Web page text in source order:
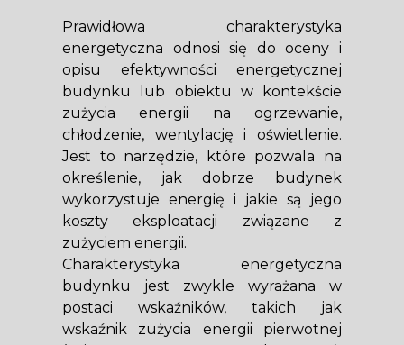
Prawidłowa charakterystyka
energetyczna odnosi się do oceny i
opisu efektywności energetycznej
budynku lub obiektu w kontekście
zużycia energii na ogrzewanie,
chłodzenie, wentylację i oświetlenie.
Jest to narzędzie, które pozwala na
określenie, jak dobrze budynek
wykorzystuje energię i jakie są jego
koszty eksploatacji związane z
zużyciem energii.
Charakterystyka energetyczna
budynku jest zwykle wyrażana w
postaci wskaźników, takich jak
wskaźnik zużycia energii pierwotnej